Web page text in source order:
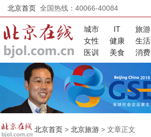
北京首页 全国热线：40066-40084
城市 IT 旅游
女性
健康 生活
医训
美食 消费
北京首页> 北京旅游> 文章正文